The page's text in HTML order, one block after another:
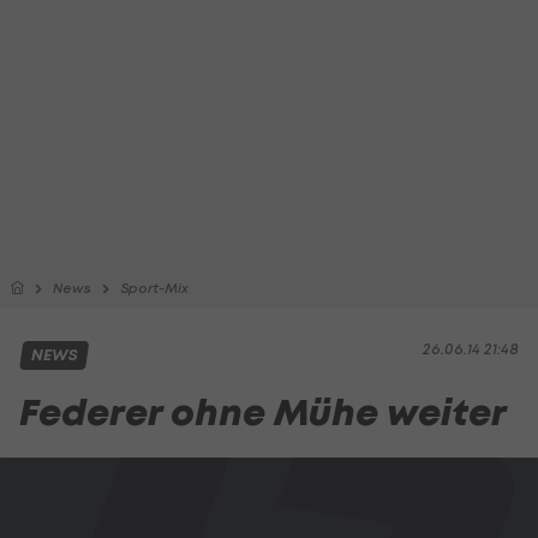
News Sport-Mix
26.06.14 21:48
NEWS
Federer ohne Mühe weiter